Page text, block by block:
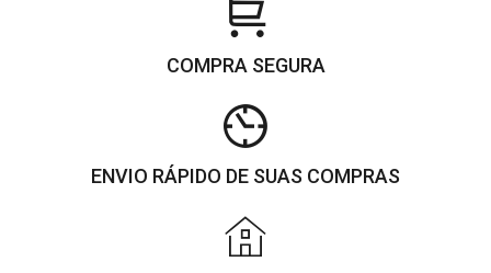
COMPRA SEGURA
ENVIO RÁPIDO DE SUAS COMPRAS